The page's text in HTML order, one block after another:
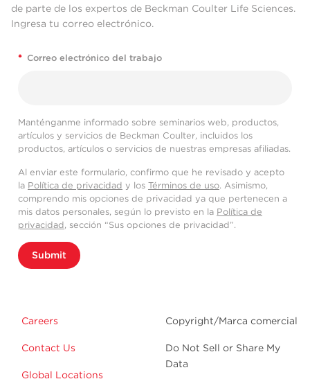
de parte de los expertos de Beckman Coulter Life Sciences.
Ingresa tu correo electrónico.
* Correo electrónico del trabajo
Manténganme informado sobre seminarios web, productos,
artículos y servicios de Beckman Coulter, incluidos los
productos, artículos o servicios de nuestras empresas afiliadas.
Al enviar este formulario, confirmo que he revisado y acepto
la Política de privacidad y los Términos de uso. Asimismo,
comprendo mis opciones de privacidad ya que pertenecen a
mis datos personales, según lo previsto en la Política de
privacidad, sección “Sus opciones de privacidad”.
Submit
Careers
Contact Us
Global Locations
Copyright/Marca comercial
Do Not Sell or Share My
Data